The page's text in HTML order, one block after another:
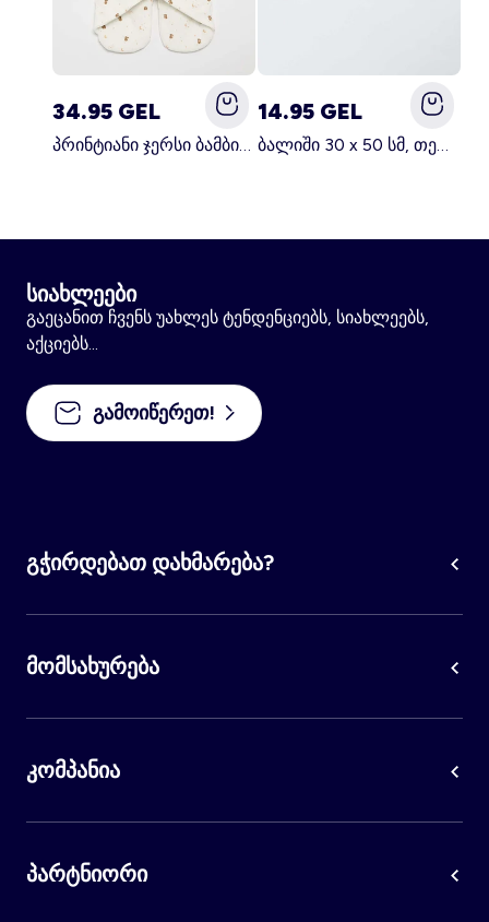
34.95 GEL
პრინტიანი ჯერსი ბამბის და ფლისის საბანი თეთრი
14.95 GEL
ბალიში 30 x 50 სმ, თეთრი
სიახლეები
გაეცანით ჩვენს უახლეს ტენდენციებს, სიახლეებს,
აქციებს...
გამოიწერეთ!
გჭირდებათ დახმარება?
მომსახურება
კომპანია
პარტნიორი